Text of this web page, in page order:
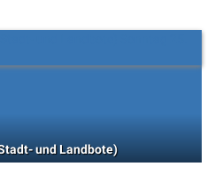
und Landbote)